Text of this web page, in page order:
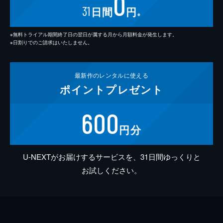
31 日間 円 ※
※無料トライアル期間終了日の翌日が属する月から月額料金が発生します。
※日割りでのご請求はいたしません。
最新作のレンタルに使える
ポイント プレゼント
600円分
U-NEXTがお届けするサービスを、31日間ゆっくりと
お試しください。